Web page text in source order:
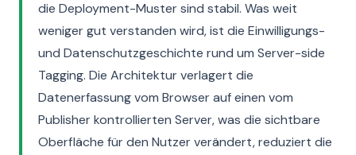
die Deployment-Muster sind stabil. Was weit
weniger gut verstanden wird, ist die Einwilligungs-
und Datenschutzgeschichte rund um Server-side
Tagging. Die Architektur verlagert die
Datenerfassung vom Browser auf einen vom
Publisher kontrollierten Server, was die sichtbare
Oberfläche für den Nutzer verändert, reduziert die